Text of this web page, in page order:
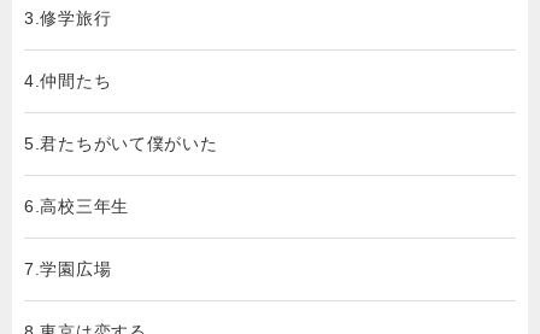
3.修学旅行
4.仲間たち
5.君たちがいて僕がいた
6.高校三年生
7.学園広場